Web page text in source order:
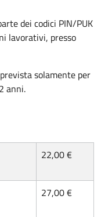
dei codici PIN/PUK
lavorativi, presso
solamente per
anni.
22,00 €
27,00 €